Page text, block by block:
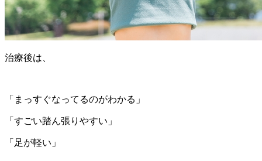
治療後は、
「まっすぐなってるのがわかる」
「すごい踏ん張りやすい」
「足が軽い」